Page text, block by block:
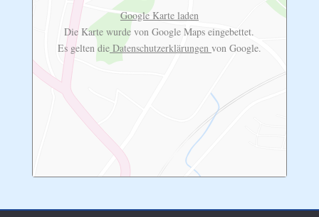
Google Karte laden
Die Karte wurde von Google Maps eingebettet.
Es gelten dieDatenschutzerklärungen von Google.